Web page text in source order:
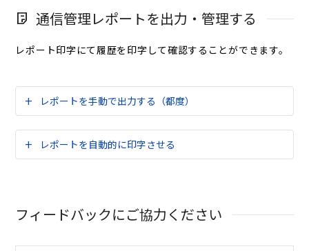
通信管理レポートを出力・管理する
レポート印字にて履歴を印字して確認することができます。
レポートを手動で出力する（都度）
レポートを自動的に印字させる
フィードバックにご協力ください